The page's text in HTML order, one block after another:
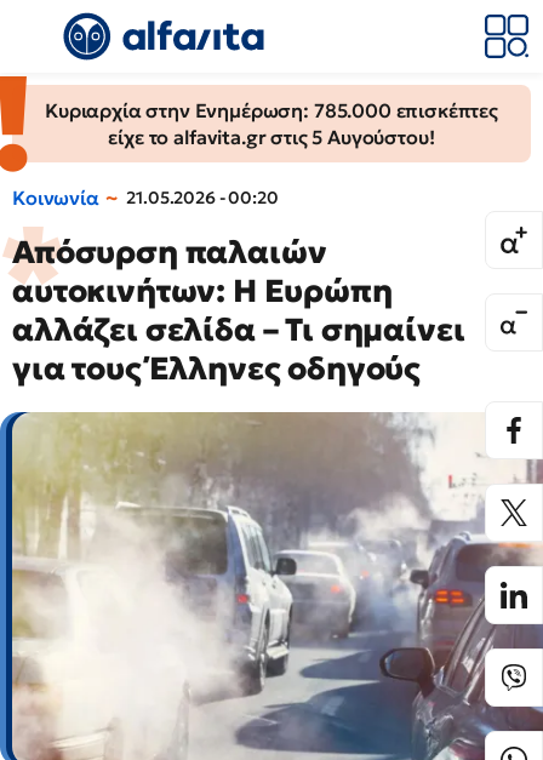
Κυριαρχία στην Ενημέρωση: 785.000 επισκέπτες
είχε το alfavita.gr στις 5 Αυγούστου!
Κοινωνία 21.05.2026 - 00:20
Απόσυρση παλαιών
αυτοκινήτων: Η Ευρώπη
αλλάζει σελίδα – Τι σημαίνει
για τους Έλληνες οδηγούς